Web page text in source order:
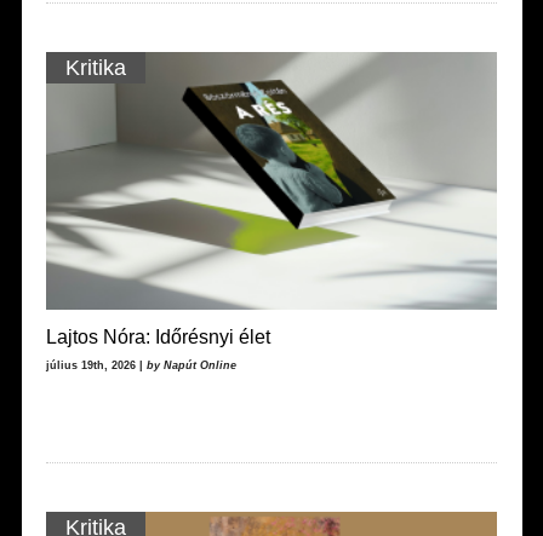
Kritika
Lajtos Nóra: Időrésnyi élet
július 19th, 2026 | by Napút Online
Kritika